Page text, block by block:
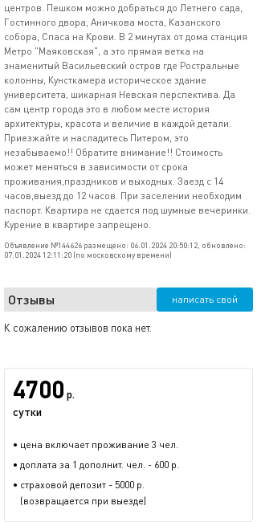
центров. Пешком можно добраться до Летнего сада,
Гостинного двора, Аничкова моста, Казанского
собора, Спаса на Крови. В 2 минутах от дома станция
Метро "Маяковская", а это прямая ветка на
знаменитый Васильевский остров где Ростральные
колонны, Кунсткамера историческое здание
университета, шикарная Невская перспектива. Да
сам центр города это в любом месте история
архитектуры, красота и величие в каждой детали.
Приезжайте и насладитесь Питером, это
незабываемо!! Обратите внимание!! Стоимость
может меняться в зависимости от срока
проживания,праздников и выходных. Заезд с 14
часов,выезд до 12 часов. При заселении необходим
паспорт. Квартира не сдается под шумные вечеринки.
Курение в квартире запрещено.
Объявление №144626 размещено: 06.01.2024 20:50:12, обновлено:
07.01.2024 12:11:20 (по московскому времени)
Отзывы написать свой
К сожалению отзывов пока нет.
4700 р.
сутки
• цена включает проживание 3 чел.
• доплата за 1 дополнит. чел. - 600 р.
• страховой депозит - 5000 р.
(возвращается при выезде)